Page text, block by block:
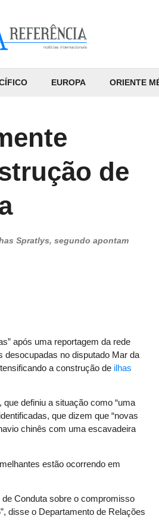
EUROPA ORIENTE
de
Spratlys, segundo apontam
após uma reportagem da rede
desocupadas no disputado Mar da
a construção de ilhas
definiu a situação como “uma
que dizem que “novas
chinês com uma escavadeira
estão ocorrendo em
Conduta sobre o compromisso
disse o Departamento de Relações